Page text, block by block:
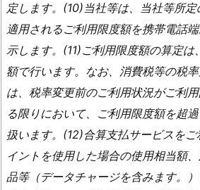
定します。(10)当社等は、当社等所
適用されるご利用限度額を携帯電話
示します。(11)ご利用限度額の算定は
額で行います。なお、消費税等の税
は、税率変更前のご利用状況がご利
る限りにおいて、ご利用限度額を超
扱います。(12)合算支払サービスを
イントを使用した場合の使用相当額
品等（データチャージを含みます。